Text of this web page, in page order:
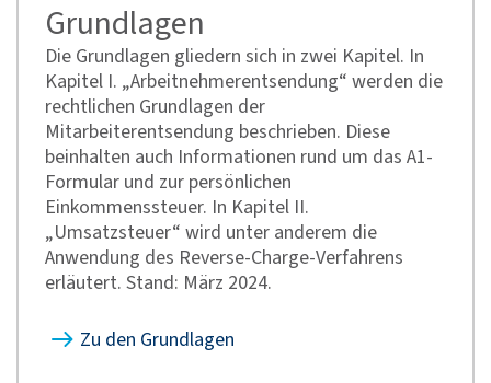
Grundlagen
Die Grundlagen gliedern sich in zwei Kapitel. In
Kapitel I. „Arbeitnehmerentsendung“ werden die
rechtlichen Grundlagen der
Mitarbeiterentsendung beschrieben. Diese
beinhalten auch Informationen rund um das A1-
Formular und zur persönlichen
Einkommenssteuer. In Kapitel II.
„Umsatzsteuer“ wird unter anderem die
Anwendung des Reverse-Charge-Verfahrens
erläutert. Stand: März 2024.
Zu den Grundlagen